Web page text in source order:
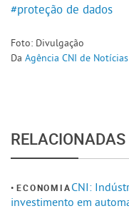
#proteção de dados
Foto: Divulgação
Da Agência CNI de Notícias
RELACIONADAS
ECONOMIACNI:
investimento em